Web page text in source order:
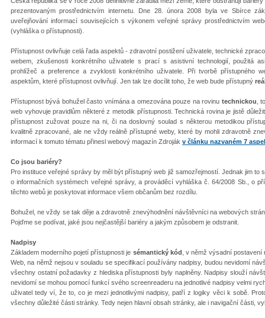
prezentovaným prostřednictvím internetu. Dne 28. února 2008 byla ve Sbírce
uveřejňování informací souvisejících s výkonem veřejné správy prostřednictvím
(vyhláška o přístupnosti).
Přístupnost ovlivňuje celá řada aspektů - zdravotní postižení uživatele, technické
webem, zkušenosti konkrétního uživatele s prací s asistivní technologií, použitá
prohlížeč a preference a zvyklosti konkrétního uživatele. Při tvorbě přístupného
aspektům, které přístupnost ovlivňují. Jen tak lze docílit toho, že web bude přístupný
Přístupnost bývá bohužel často vnímána a omezována pouze na rovinu technickou ,
web vyhovuje pravidlům některé z metodik přístupnosti. Technická rovina je jistě
přístupnost zužovat pouze na ni, či na doslovný soulad s některou metodikou
kvalitně zpracované, ale ne vždy reálně přístupné weby, které by mohli zdravotně
informací k tomuto tématu přinesl webový magazín Zdroják v článku nazvaném 7
Co jsou bariéry?
Pro instituce veřejné správy by měl být přístupný web již samozřejmostí. Jednak jim to
o informačních systémech veřejné správy, a prováděcí vyhláška č. 64/2008 Sb., o
těchto webů je poskytovat informace všem občanům bez rozdílu.
Bohužel, ne vždy se tak děje a zdravotně znevýhodnění návštěvníci na webových
Pojďme se podívat, jaké jsou nejčastější bariéry a jakým způsobem je odstranit.
Nadpisy
Základem moderního pojetí přístupnosti je sémantický kód , v němž výsadní
Web, na němž nejsou v souladu se specifikací používány nadpisy, budou nevidomí
všechny ostatní požadavky z hlediska přístupnosti byly naplněny. Nadpisy slouží
nevidomí se mohou pomocí funkcí svého screenreaderu na jednotlivé nadpisy velmi
uživatel tedy ví, že to, co je mezi jednotlivými nadpisy, patří z logiky věci k sobě.
všechny důležité části stránky. Tedy nejen hlavní obsah stránky, ale i navigační části,